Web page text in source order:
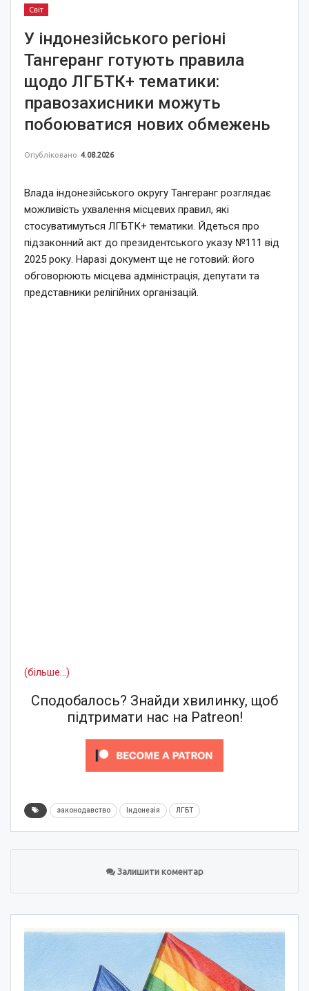
Світ
У індонезійського регіоні
Тангеранг готують правила
щодо ЛГБТК+ тематики:
правозахисники можуть
побоюватися нових обмежень
Опубліковано 4.08.2026
Влада індонезійського округу Тангеранг розглядає
можливість ухвалення місцевих правил, які
стосуватимуться ЛГБТК+ тематики. Йдеться про
підзаконний акт до президентського указу №111 від
2025 року. Наразі документ ще не готовий: його
обговорюють місцева адміністрація, депутати та
представники релігійних організацій.
(більше…)
Сподобалось? Знайди хвилинку, щоб
підтримати нас на Patreon!
законодавство Індонезія ЛГБТ
Залишити коментар